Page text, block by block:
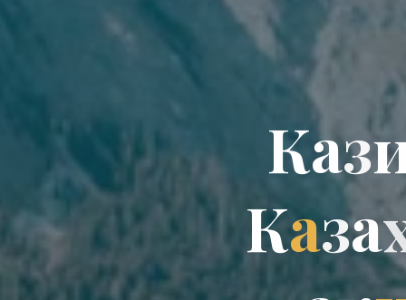
Ка
ази
Каза